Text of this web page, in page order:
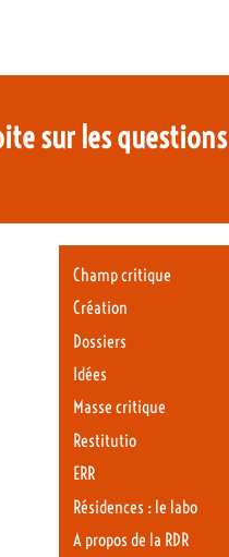
sur les questions
Champ critique
Création
Dossiers
Idées
Masse critique
Restitutio
ERR
Résidences : le labo
A propos de la RDR